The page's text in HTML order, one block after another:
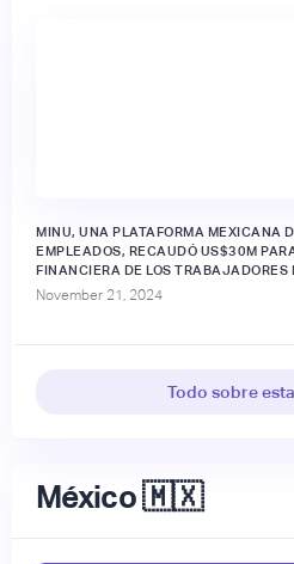
MINU, UNA PLATAFORMA MEXICANA
EMPLEADOS, RECAUDÓ US$30M
FINANCIERA DE LOS TRABAJADORES
November 21, 2024
Todo sobre
México 🇲🇽